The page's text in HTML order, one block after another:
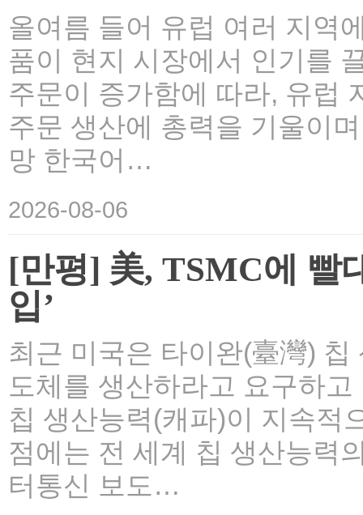
올여름 들어 유럽 여러 지역
품이 현지 시장에서 인기를
주문이 증가함에 따라, 유럽
주문 생산에 총력을 기울이
망 한국어…
2026-08-06
[만평] 美, TSMC에 빨
입’
최근 미국은 타이완(臺灣)
도체를 생산하라고 요구하
칩 생산능력(캐파)이 지속적
점에는 전 세계 칩 생산능력
터통신 보도…